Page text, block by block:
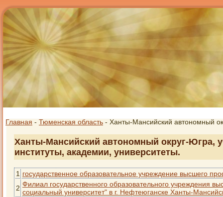
Главная - Тюменская область - Ханты-Мансийский автономный
Ханты-Мансийский автономный округ-Югра,
институты, академии, университеты.
1 государственное образовательное учреждение высшего
2 Филиал государственного образовательного учреждения
социальный университет" в г. Нефтеюганске Ханты-